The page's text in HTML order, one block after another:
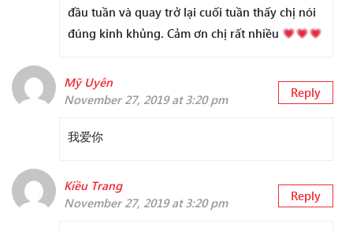
đầu tuần và quay trở lại cuối tuần thấy chị nói
đúng kinh khủng. Cảm ơn chị rất nhiều
Mỹ Uyên
November 27, 2019 at 3:20 pm
Reply
我爱你
Kiều Trang
November 27, 2019 at 3:20 pm
Reply